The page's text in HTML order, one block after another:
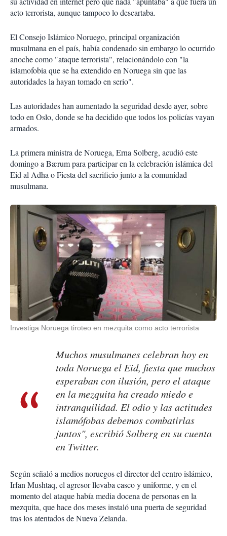
acto terrorista, aunque tampoco lo descartaba.
El Consejo Islámico Noruego, principal organización
musulmana en el país, había condenado sin embargo lo ocurrido
anoche como "ataque terrorista", relacionándolo con "la
islamofobia que se ha extendido en Noruega sin que las
autoridades la hayan tomado en serio".
Las autoridades han aumentado la seguridad desde ayer, sobre
todo en Oslo, donde se ha decidido que todos los policías vayan
armados.
La primera ministra de Noruega, Erna Solberg, acudió este
domingo a Bærum para participar en la celebración islámica del
Eid al Adha o Fiesta del sacrificio junto a la comunidad
musulmana.
Investiga Noruega tiroteo en mezquita como acto terrorista
Muchos musulmanes celebran hoy en
toda Noruega el Eid, fiesta que muchos
esperaban con ilusión, pero el ataque
en la mezquita ha creado miedo e
intranquilidad. El odio y las actitudes
islamófobas debemos combatirlas
juntos", escribió Solberg en su cuenta
en Twitter.
Según señaló a medios noruegos el director del centro islámico,
Irfan Mushtaq, el agresor llevaba casco y uniforme, y en el
momento del ataque había media docena de personas en la
mezquita, que hace dos meses instaló una puerta de seguridad
tras los atentados de Nueva Zelanda.